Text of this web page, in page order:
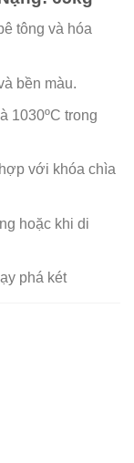
tông và hóa
bền màu.
1030ºC trong
với khóa chìa
hoặc khi di
phá két